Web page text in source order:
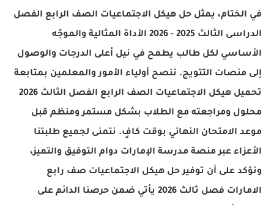
يمثل حل هيكل الاجتماعيات الصف الرابع الفصل
الدراسى الثالث 2025 - 2026 الأداة المثالية والموجّه
لكل طالب يطمح في نيل أعلى الدرجات والوصول
التتويج. ننصح أولياء الأمور والمعلمين بمتابعة
تحميل هيكل الاجتماعيات الصف الرابع الفصل الثالث 2026
ومراجعته مع الطلاب بشكل مستمر ومنظم قبل
الامتحان النهائي بوقت كافٍ. نتمنى لجميع طلبتنا
عبر منصة مدرسة الإمارات دوام التوفيق والتميز،
على أن توفير حل هيكل الاجتماعيات صف رابع
الامارات فصل ثالث 2026 يأتي ضمن حرصنا الدائم على